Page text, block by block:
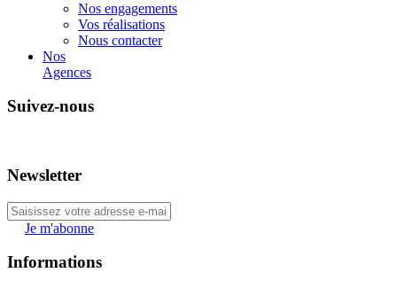
Nos engagements
Vos réalisations
Nous contacter
Nos
Agences
Suivez-nous
Newsletter
Je m'abonne
Informations